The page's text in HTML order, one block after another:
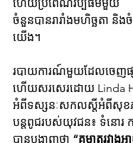
ហើយប្រពៃណីវប្បធម៌មួយ
ចំនួនបានរារាំងមហិច្ឆតា និង
យើង។
របាយការណ៍មួយដែលចេញផ្ស
ហើយសរសេរដោយ Linda
អំពីទស្សនៈសកលស្តីអំពីសុខភា
បន្តពូជរបស់យុវជន៖ ទំនោរ ក
បានបង្ហាញថា​​ “គម្លាតរវាង